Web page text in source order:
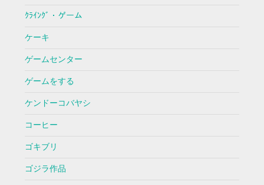
ｸﾗｲﾝｸﾞ・ゲーム
ケーキ
ゲームセンター
ゲームをする
ケンドーコバヤシ
コーヒー
ゴキブリ
ゴジラ作品